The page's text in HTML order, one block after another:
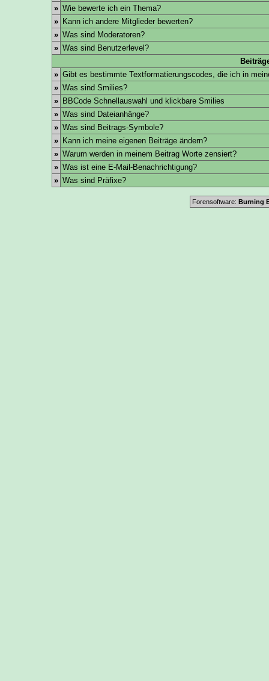
» Wie bewerte ich ein Thema?
» Kann ich andere Mitglieder bewerten?
» Was sind Moderatoren?
» Was sind Benutzerlevel?
» Gibt es bestimmte Textformatierungscodes, die ich in
» Was sind Smilies?
» BBCode Schnellauswahl und klickbare Smilies
» Was sind Dateianhänge?
» Was sind Beitrags-Symbole?
» Kann ich meine eigenen Beiträge ändern?
» Warum werden in meinem Beitrag Worte zensiert?
» Was ist eine E-Mail-Benachrichtigung?
» Was sind Präfixe?
Forensoftware: Burning